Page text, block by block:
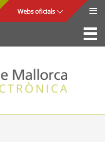
Webs oficials
La Seu
Consell de Mallorca
Accés i seguretat
Utilitats